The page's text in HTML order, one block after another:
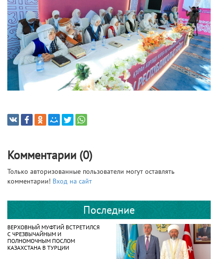
Комментарии (0)
Только авторизованные пользователи могут оставлять
комментарии! Вход на сайт
Последние
ВЕРХОВНЫЙ МУФТИЙ ВСТРЕТИЛСЯ
С ЧРЕЗВЫЧАЙНЫМ И
ПОЛНОМОЧНЫМ ПОСЛОМ
КАЗАХСТАНА В ТУРЦИИ